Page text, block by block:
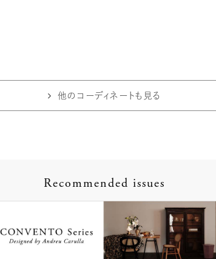
他のコーディネートも見る
Recommended issues